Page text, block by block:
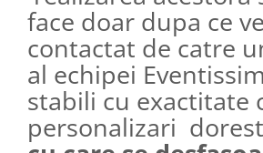
face doar dupa ce
contactat de catre
al echipei
stabili cu exactitate
personalizari